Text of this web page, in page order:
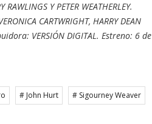
Y PETER WEATHERLEY.
CARTWRIGHT, HARRY DEAN
VERSIÓN DIGITAL. Estreno: 6 de
# John Hurt # Sigourney Weaver